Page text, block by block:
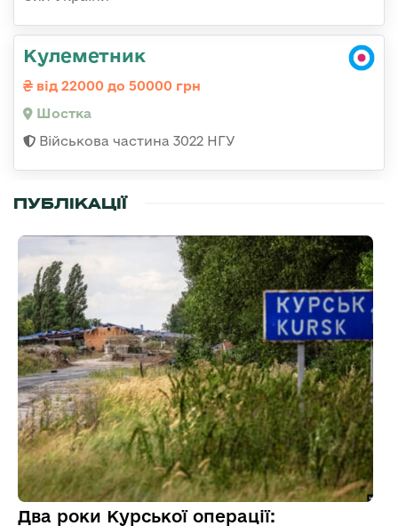
Кулеметник
від 22000 до 50000 грн
Шостка
Військова частина 3022 НГУ
ПУБЛІКАЦІЇ
Два роки Курської операції: